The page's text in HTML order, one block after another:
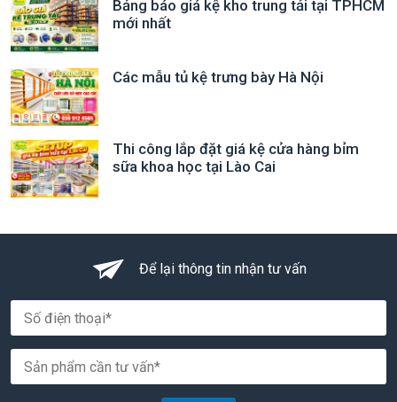
Bảng báo giá kệ kho trung tải tại TPHCM
mới nhất
Các mẫu tủ kệ trưng bày Hà Nội
Thi công lắp đặt giá kệ cửa hàng bỉm
sữa khoa học tại Lào Cai
Để lại thông tin nhận tư vấn